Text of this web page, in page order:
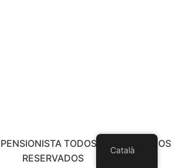
TODOS LOS DERECHOS
RESERVADOS
Català